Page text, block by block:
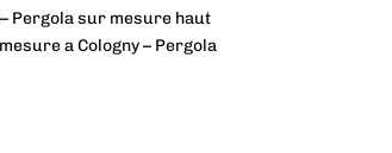
Pergola sur mesure haut
a Cologny – Pergola